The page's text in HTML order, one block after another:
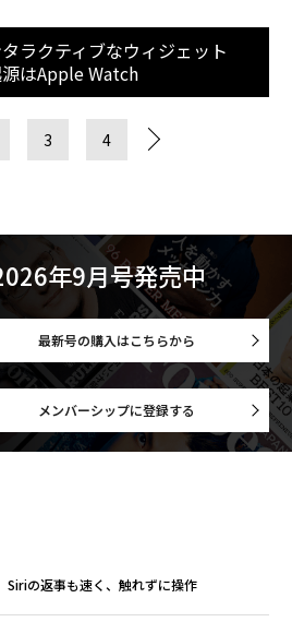
ラクティブなウィジェット
はApple Watch
3 4
年9月号発売中
最新号の購入はこちらから
メンバーシップに登録する
の返事も速く、触れずに操作